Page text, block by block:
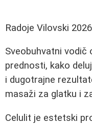
Radoje Vilovski
Sveobuhvatni vodič
prednosti, kako
i dugotrajne
masaži za glatku i
Celulit je estetski